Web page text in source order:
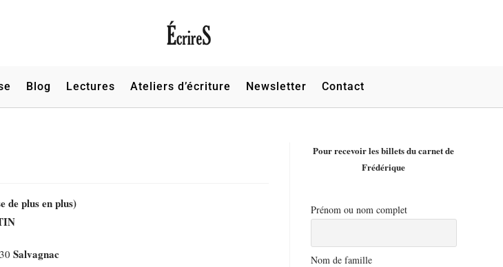
Blog Lectures Ateliers d’écriture Newsletter Contact
de plus en plus)
Salvagnac
Pour recevoir les billets du carnet de
Frédérique
Prénom ou nom complet
Nom de famille